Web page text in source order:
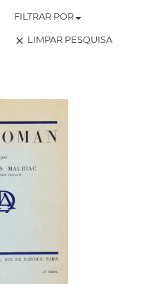
FILTRAR POR
clear LIMPAR PESQUISA